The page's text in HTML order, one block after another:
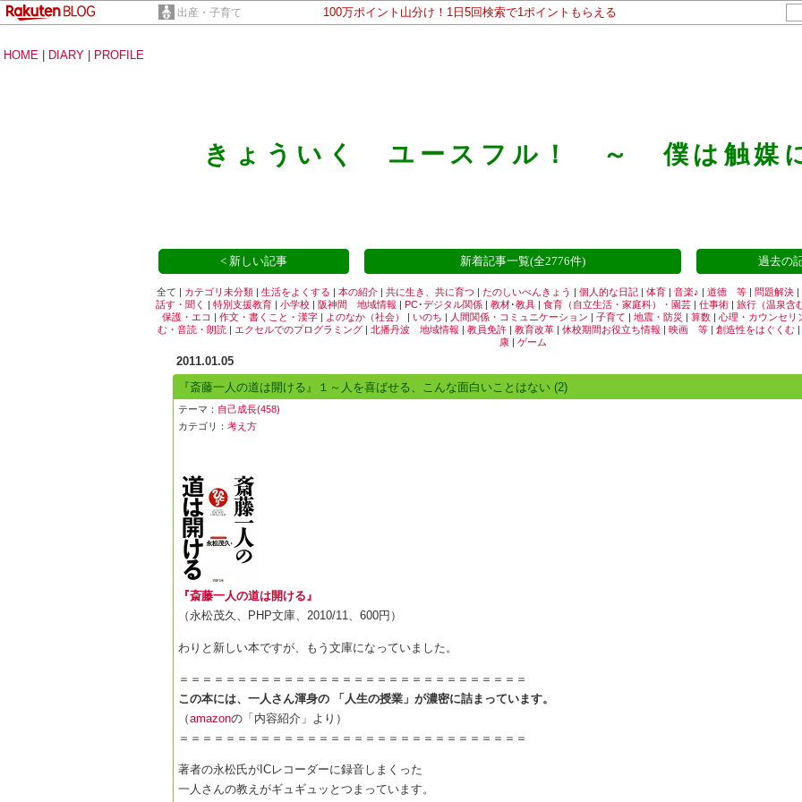
出産・子育て 100万ポイント山分け！1日5回検索で1ポイントもらえる
HOME
DIARY PROFILE
きょういく ユースフル！ ～ 僕は触媒
< 新しい記事 新着記事一覧(全2776件) 過去の
全て | カテゴリ未分類 | 生活をよくする | 本の紹介 | 共に生き、共に育つ | たのしいべんきょう | 個人的な日記 | 体育 | 音楽♪ | 道徳 等 | 問題解決 |
話す・聞く
| 特別支援教育| 小学校| 阪神間 地域情報 | PC･デジタル関係| 教材･教具| 食育（自立生活・家庭科）・園芸| 仕事術| 旅行（温泉含む
保護・エコ | 作文・書くこと・漢字| よのなか（社会） | いのち | 人間関係・コミュニケーション | 子育て | 地震・防災 | 算数| 心理・カウンセリ
む・音読・朗読 | エクセルでのプログラミング | 北播丹波 地域情報 | 教員免許 | 教育改革 | 休校期間お役立ち情報 | 映画 等 | 創造性をはぐくむ |
康| ゲーム
2011.01.05
『斎藤一人の道は開ける』１～人を喜ばせる、こんな面白いことはない (2)
テーマ： 自己成長(458)
カテゴリ： 考え方
『斎藤一人の道は開ける』
（永松茂久、PHP文庫、2010/11、600円）
わりと新しい本ですが、もう文庫になっていました。
＝＝＝＝＝＝＝＝＝＝＝＝＝＝＝＝＝＝＝＝＝＝＝＝＝＝＝＝＝＝
この本には、一人さん渾身の 「人生の授業」が濃密に詰まっています。
（amazonの「内容紹介」より）
＝＝＝＝＝＝＝＝＝＝＝＝＝＝＝＝＝＝＝＝＝＝＝＝＝＝＝＝＝＝
著者の永松氏がICレコーダーに録音しまくった
一人さんの教えがギュギュッとつまっています。